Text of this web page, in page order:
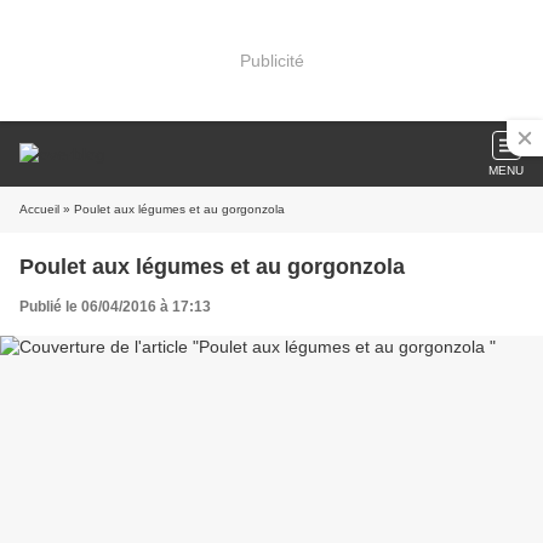
Publicité
MENU
Accueil » Poulet aux légumes et au gorgonzola
Poulet aux légumes et au gorgonzola
Publié le 06/04/2016 à 17:13